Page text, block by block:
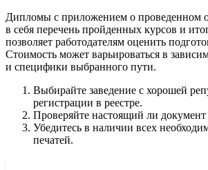
Дипломы с приложением о проведенном
в себя перечень пройденных курсов и
позволяет работодателям оценить
Стоимость может варьироваться в
и специфики выбранного пути.
Выбирайте заведение с хорошей
регистрации в реестре.
Проверяйте настоящий ли
Убедитесь в наличии всех
печатей.